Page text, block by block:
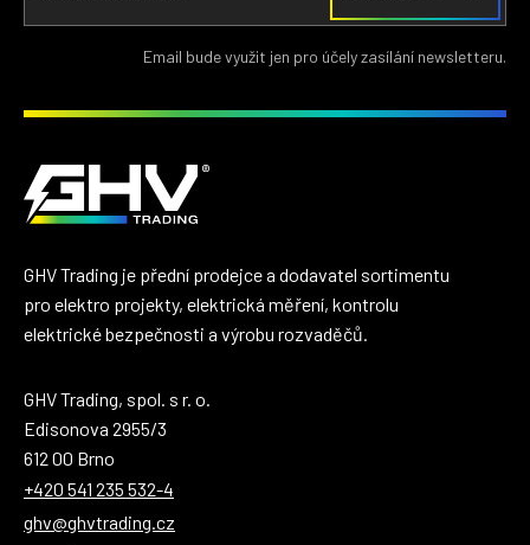
Email bude využit jen pro účely zasílání newsletteru.
GHV Trading je přední prodejce a dodavatel sortimentu
pro elektro projekty, elektrická měření, kontrolu
elektrické bezpečnosti a výrobu rozvaděčů.
GHV Trading, spol. s r. o.
Edisonova 2955/3
612 00 Brno
+420 541 235 532-4
ghv@ghvtrading.cz